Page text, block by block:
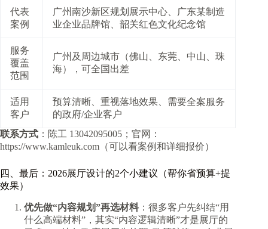
代表
案例
广州南沙新区规划展示中心、广东某制造
业企业品牌馆、韶关红色文化纪念馆
服务
覆盖
范围
广州及周边城市（佛山、东莞、中山、珠
海），可全国出差
适用
客户
预算清晰、重视落地效果、需要全案服务
的政府/企业客户
联系方式 ：陈工 13042095005；官网：
https://www.kamleuk.com（可以看案例和详细报价）
四、最后：2026展厅设计的2个小建议（帮你省预算+提
效果）
优先做“内容规划”再选材料：很多客户先纠结“用
什么高端材料”，其实“内容逻辑清晰”才是展厅的